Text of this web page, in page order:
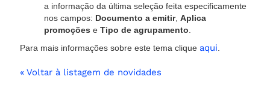
a informação da última seleção feita especificamente
nos campos: Documento a emitir, Aplica
promoções e Tipo de agrupamento
Para mais informações sobre este tema clique aqui
« Voltar à listagem de novidades